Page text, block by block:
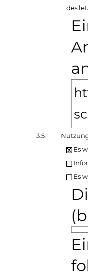
des
3.5.
Es
Es